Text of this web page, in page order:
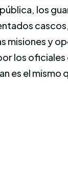
los
misiones y
los
es el